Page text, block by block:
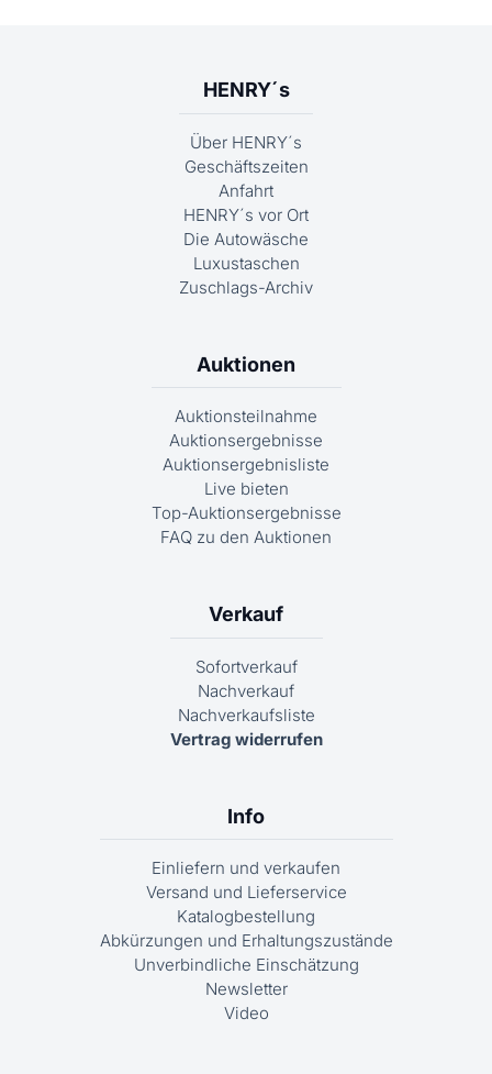
HENRY´s
Über HENRY´s
Geschäftszeiten
Anfahrt
HENRY´s vor Ort
Die Autowäsche
Luxustaschen
Zuschlags-Archiv
Auktionen
Auktionsteilnahme
Auktionsergebnisse
Auktionsergebnisliste
Live bieten
Top-Auktionsergebnisse
FAQ zu den Auktionen
Verkauf
Sofortverkauf
Nachverkauf
Nachverkaufsliste
Vertrag widerrufen
Info
Einliefern und verkaufen
Versand und Lieferservice
Katalogbestellung
Abkürzungen und Erhaltungszustände
Unverbindliche Einschätzung
Newsletter
Video